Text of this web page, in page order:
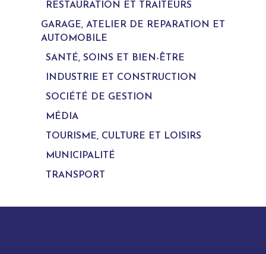
RESTAURATION ET TRAITEURS
GARAGE, ATELIER DE REPARATION ET
AUTOMOBILE
SANTÉ, SOINS ET BIEN-ÊTRE
INDUSTRIE ET CONSTRUCTION
SOCIÉTÉ DE GESTION
MÉDIA
TOURISME, CULTURE ET LOISIRS
MUNICIPALITÉ
TRANSPORT